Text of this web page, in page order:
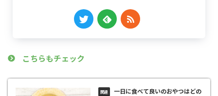
こちらもチェック
一日に食べて良いのおやつはどの